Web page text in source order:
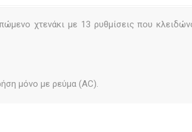
χτενάκι με 13 ρυθμίσεις που
μόνο με ρεύμα (AC).